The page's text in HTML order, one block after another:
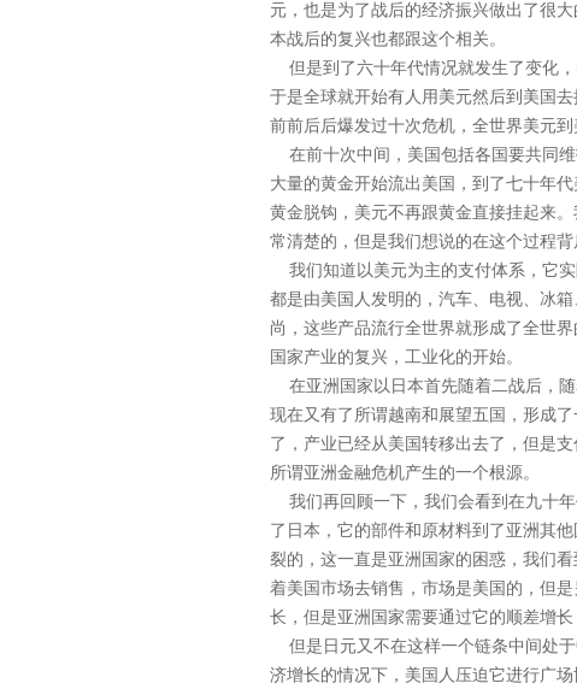
元，也是为了战后的经济振兴做出了很
本战后的复兴也都跟这个相关。
但是到了六十年代情况就发生了变化，
于是全球就开始有人用美元然后到美国
前前后后爆发过十次危机，全世界美元到
在前十次中间，美国包括各国要共同维
大量的黄金开始流出美国，到了七十年
黄金脱钩，美元不再跟黄金直接挂起来
常清楚的，但是我们想说的在这个过程
我们知道以美元为主的支付体系，它
都是由美国人发明的，汽车、电视、冰
尚，这些产品流行全世界就形成了全世
国家产业的复兴，工业化的开始。
在亚洲国家以日本首先随着二战后，随
现在又有了所谓越南和展望五国，形成
了，产业已经从美国转移出去了，但是
所谓亚洲金融危机产生的一个根源。
我们再回顾一下，我们会看到在九十年
了日本，它的部件和原材料到了亚洲其
裂的，这一直是亚洲国家的困惑，我们
着美国市场去销售，市场是美国的，但
长，但是亚洲国家需要通过它的顺差增
但是日元又不在这样一个链条中间处
济增长的情况下，美国人压迫它进行广